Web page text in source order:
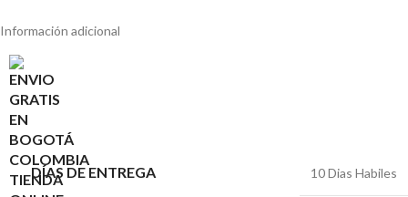
Información adicional
DÍAS DE ENTREGA 10 Dias Habiles